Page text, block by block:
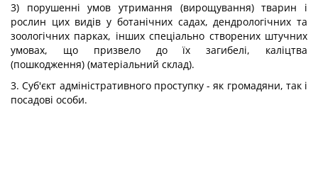
3) порушенні умов утримання (вирощування) тварин і
рослин цих видів у ботанічних садах, дендрологічних та
зоологічних парках, інших спеціально створених штучних
умовах, що призвело до їх загибелі, каліцтва
(пошкодження) (матеріальний склад).
3. Суб'єкт адміністративного проступку - як громадяни, так і
посадові особи.